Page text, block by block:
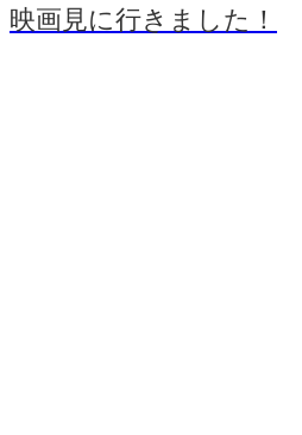
映画見に行きました！